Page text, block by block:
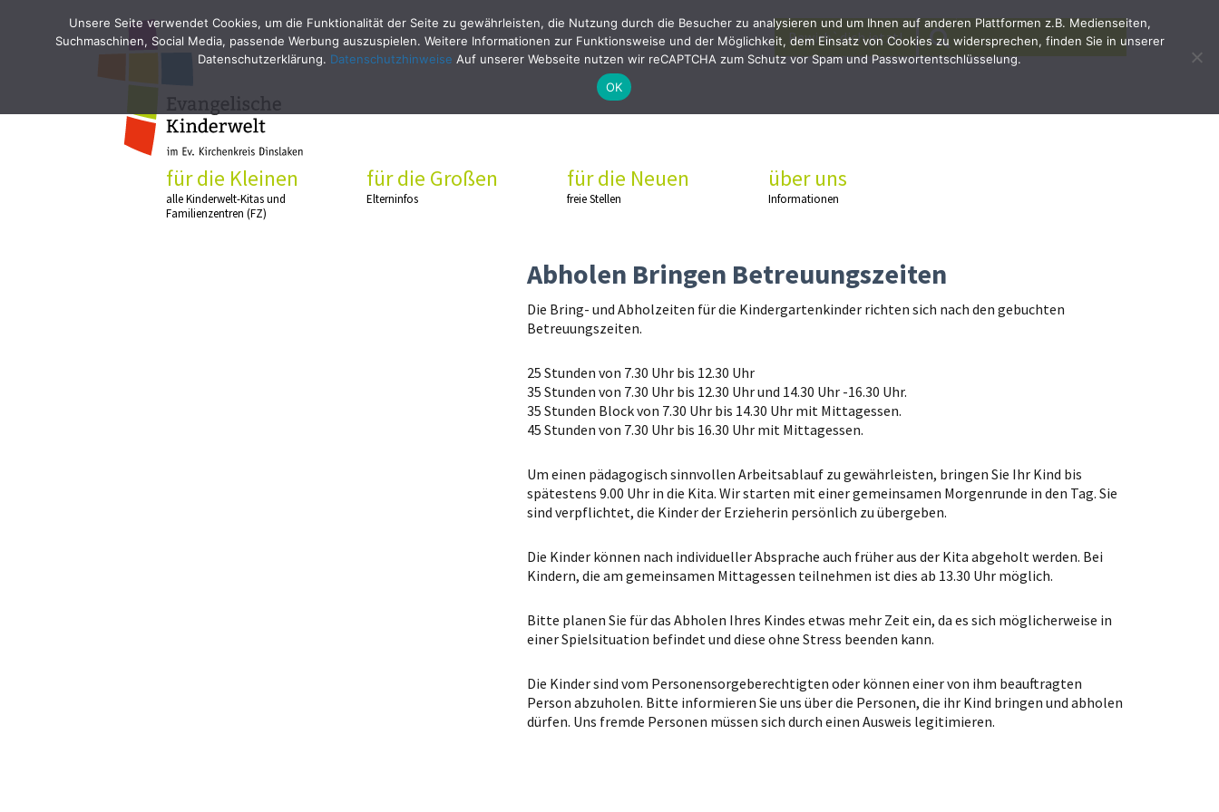
für die Kleinen
alle Kinderwelt-Kitas und
Familienzentren (FZ)
für die Großen
Elterninfos
für die Neuen
freie Stellen
über uns
Informationen
Bewirb`dich jetzt!
Search
for:
SEARCH
Abholen Bringen Betreuungszeiten
Die Bring- und Abholzeiten für die Kindergartenkinder richten sich nach den gebuchten
Betreuungszeiten.
25 Stunden von 7.30 Uhr bis 12.30 Uhr
35 Stunden von 7.30 Uhr bis 12.30 Uhr und 14.30 Uhr -16.30 Uhr.
35 Stunden Block von 7.30 Uhr bis 14.30 Uhr mit Mittagessen.
45 Stunden von 7.30 Uhr bis 16.30 Uhr mit Mittagessen.
Um einen pädagogisch sinnvollen Arbeitsablauf zu gewährleisten, bringen Sie Ihr Kind bis
spätestens 9.00 Uhr in die Kita. Wir starten mit einer gemeinsamen Morgenrunde in den Tag. Sie
sind verpflichtet, die Kinder der Erzieherin persönlich zu übergeben.
Die Kinder können nach individueller Absprache auch früher aus der Kita abgeholt werden. Bei
Kindern, die am gemeinsamen Mittagessen teilnehmen ist dies ab 13.30 Uhr möglich.
Bitte planen Sie für das Abholen Ihres Kindes etwas mehr Zeit ein, da es sich möglicherweise in
einer Spielsituation befindet und diese ohne Stress beenden kann.
Die Kinder sind vom Personensorgeberechtigten oder können einer von ihm beauftragten
Person abzuholen. Bitte informieren Sie uns über die Personen, die ihr Kind bringen und abholen
dürfen. Uns fremde Personen müssen sich durch einen Ausweis legitimieren.
Unsere Seite verwendet Cookies, um die Funktionalität der Seite zu gewährleisten, die Nutzung durch die Besucher zu analysieren und um Ihnen auf anderen Plattformen z.B. Medienseiten,
Suchmaschinen, Social Media, passende Werbung auszuspielen. Weitere Informationen zur Funktionsweise und der Möglichkeit, dem Einsatz von Cookies zu widersprechen, finden Sie in unserer
Datenschutzerklärung. Datenschutzhinweise Auf unserer Webseite nutzen wir reCAPTCHA zum Schutz vor Spam und Passwortentschlüsselung.
OK